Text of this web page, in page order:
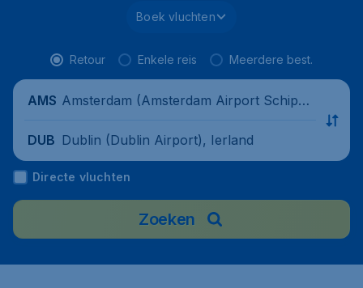
Boek vluchten
Retour Enkele reis Meerdere best.
AMS Amsterdam (Amsterdam Airport Schipho
DUB Dublin (Dublin Airport), Ierland
Directe vluchten
Zoeken